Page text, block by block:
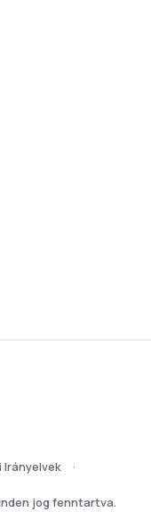
Irányelvek
jog fenntartva.